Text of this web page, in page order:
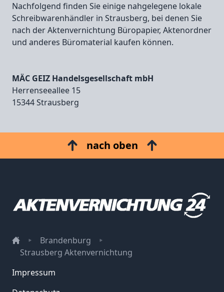
Nachfolgend finden Sie einige nahgelegene lokale
Schreibwarenhändler in Strausberg, bei denen Sie
nach der Aktenvernichtung Büropapier, Aktenordner
und anderes Büromaterial kaufen können.
MÄC GEIZ Handelsgesellschaft mbH
Herrenseeallee 15
15344 Strausberg
nach oben
Brandenburg
Strausberg Aktenvernichtung
Impressum